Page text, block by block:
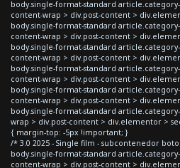
body.single-format-standard
content-wrap > div.post-content >
body.single-format-standard
content-wrap > div.post-content >
body.single-format-standard
content-wrap > div.post-content >
body.single-format-standard article.category-
content-wrap > div.post-content >
body.single-format-standard
content-wrap > div.post-content >
body.single-format-standard
wrap > div.post-content > div.elementor >
{ margin-top: -5px !important; }
/* 3.0 2025 - Single film - subcontenedor
body.single-format-standard
content-wrap > div.post-content >